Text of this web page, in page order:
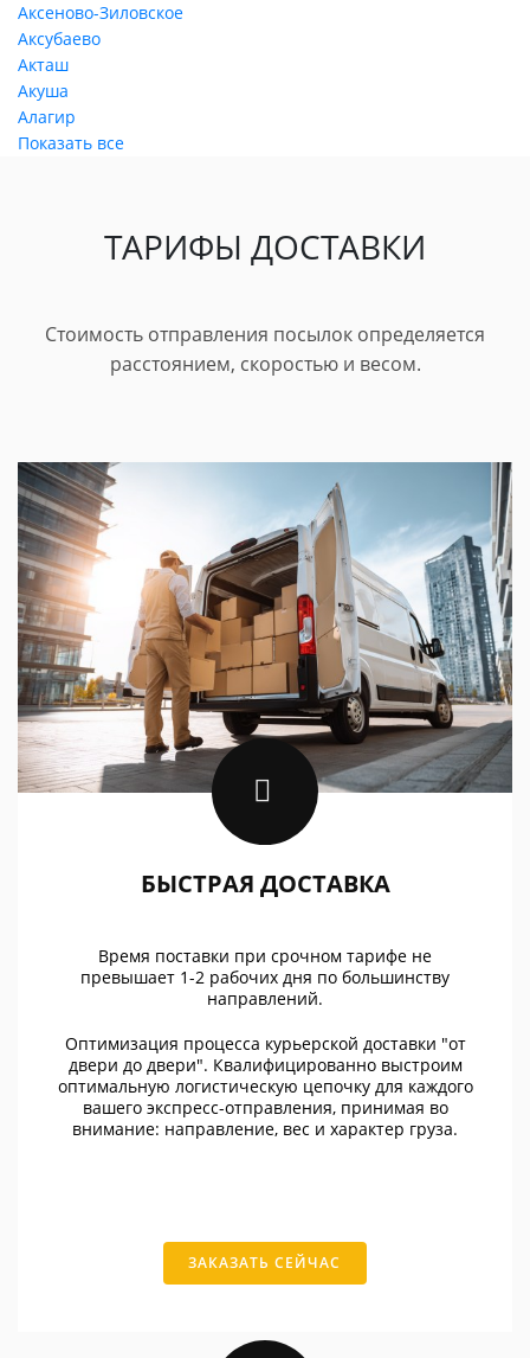
Аксеново-Зиловское
Аксубаево
Акташ
Акуша
Алагир
Показать все
ТАРИФЫ ДОСТАВКИ
Стоимость отправления посылок определяется
расстоянием, скоростью и весом.
БЫСТРАЯ ДОСТАВКА
Время поставки при срочном тарифе не
превышает 1-2 рабочих дня по большинству
направлений.
Оптимизация процесса курьерской доставки "от
двери до двери". Квалифицированно выстроим
оптимальную логистическую цепочку для каждого
вашего экспресс-отправления, принимая во
внимание: направление, вес и характер груза.
ЗАКАЗАТЬ СЕЙЧАС